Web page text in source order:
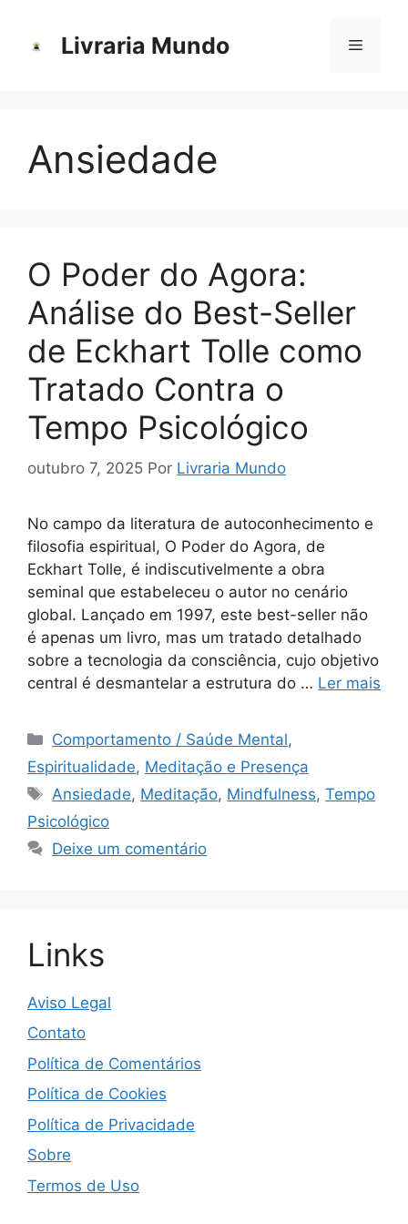
Livraria Mundo Menu
Ansiedade
O Poder do Agora:
Análise do Best-Seller
de Eckhart Tolle como
Tratado Contra o
Tempo Psicológico
outubro 7, 2025 Por Livraria Mundo
No campo da literatura de autoconhecimento e
filosofia espiritual, O Poder do Agora, de
Eckhart Tolle, é indiscutivelmente a obra
seminal que estabeleceu o autor no cenário
global. Lançado em 1997, este best-seller não
é apenas um livro, mas um tratado detalhado
sobre a tecnologia da consciência, cujo objetivo
central é desmantelar a estrutura do … Ler mais
Categorias
Comportamento / Saúde Mental,
Espiritualidade, Meditação e Presença
Tags
Ansiedade, Meditação, Mindfulness,Tempo
Psicológico
Deixe um comentário
Links
Aviso Legal
Contato
Política de Comentários
Política de Cookies
Política de Privacidade
Sobre
Termos de Uso